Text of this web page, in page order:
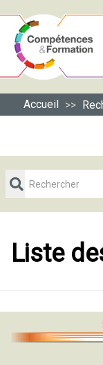
Accueil >>
Liste